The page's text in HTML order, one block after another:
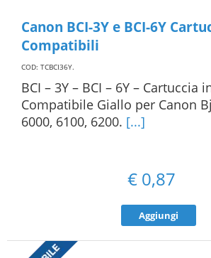
Canon BCI-3Y e BCI-6Y
Compatibili
COD: TCBCI36Y.
BCI – 3Y – BCI – 6Y – Cartuccia
Compatibile Giallo per Canon
6000, 6100, 6200. [...]
€ 0,87
Aggiungi